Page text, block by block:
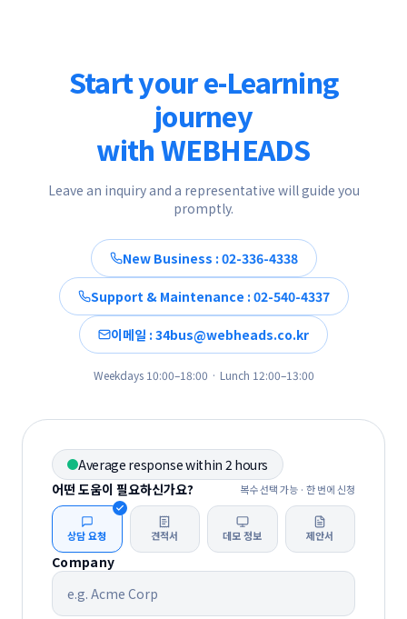
Start your e-Learning
journey
with WEBHEADS
Leave an inquiry and a representative will guide you
promptly.
New Business : 02-336-4338
Support & Maintenance : 02-540-4337
이메일 : 34bus@webheads.co.kr
Weekdays 10:00–18:00 · Lunch 12:00–13:00
Average response within 2 hours
어떤 도움이 필요하신가요?
복수 선택 가능 · 한 번에 신청
상담 요청 견적서 데모 정보 제안서
Company